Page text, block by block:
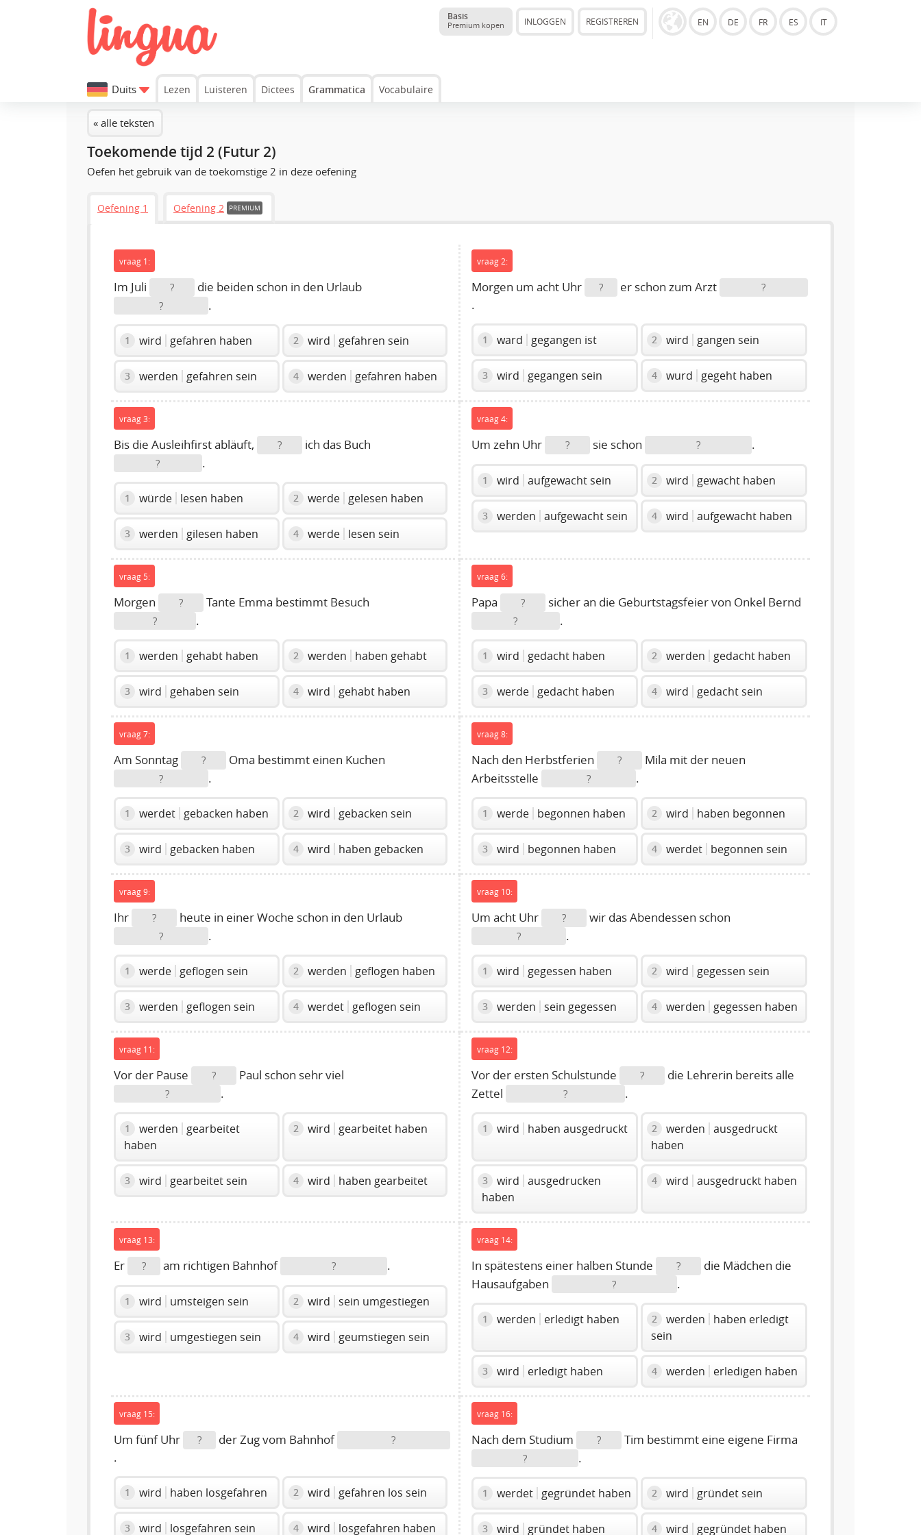
Basis
Premium kopen INLOGGEN REGISTREREN EN DE FR ES IT
Duits Lezen Luisteren Dictees Grammatica Vocabulaire
« alle teksten
Toekomende tijd 2 (Futur 2)
Oefen het gebruik van de toekomstige 2 in deze oefening
Oefening 1 Oefening 2 PREMIUM
vraag 1:
Im Juli ? die beiden schon in den Urlaub
? .
1 wird gefahren haben 2 wird gefahren sein
3 werden gefahren sein 4 werden gefahren haben
vraag 2:
Morgen um acht Uhr ? er schon zum Arzt ?
.
1 ward gegangen ist 2 wird gangen sein
3 wird gegangen sein 4 wurd gegeht haben
vraag 3:
Bis die Ausleihfirst abläuft, ? ich das Buch
? .
1 würde lesen haben 2 werde gelesen haben
3 werden gilesen haben 4 werde lesen sein
vraag 4:
Um zehn Uhr ? sie schon ? .
1 wird aufgewacht sein 2 wird gewacht haben
3 werden aufgewacht sein 4 wird aufgewacht haben
vraag 5:
Morgen ? Tante Emma bestimmt Besuch
? .
1 werden gehabt haben 2 werden haben gehabt
3 wird gehaben sein 4 wird gehabt haben
vraag 6:
Papa ? sicher an die Geburtstagsfeier von Onkel Bernd
? .
1 wird gedacht haben 2 werden gedacht haben
3 werde gedacht haben 4 wird gedacht sein
vraag 7:
Am Sonntag ? Oma bestimmt einen Kuchen
? .
1 werdet gebacken haben 2 wird gebacken sein
3 wird gebacken haben 4 wird haben gebacken
vraag 8:
Nach den Herbstferien ?
Mila mit der neuen
Arbeitsstelle
? .
1 werde begonnen haben 2 wird haben begonnen
3 wird begonnen haben 4 werdet begonnen sein
vraag 9:
Ihr ? heute in einer Woche schon in den Urlaub
? .
1 werde geflogen sein 2 werden geflogen haben
3 werden geflogen sein 4 werdet geflogen sein
vraag 10:
Um acht Uhr ? wir das Abendessen schon
? .
1 wird gegessen haben 2 wird gegessen sein
3 werden sein gegessen 4 werden gegessen haben
vraag 11:
Vor der Pause ? Paul schon sehr viel
? .
1 werden
gearbeitet
haben
2 wird gearbeitet haben
3 wird gearbeitet sein 4 wird haben gearbeitet
vraag 12:
Vor der ersten Schulstunde ?
die Lehrerin bereits alle
Zettel
? .
1 wird haben ausgedruckt 2 werden ausgedruckt
haben
3 wird ausgedrucken
haben
4 wird ausgedruckt haben
vraag 13:
Er ? am richtigen Bahnhof ? .
1 wird umsteigen sein 2 wird sein umgestiegen
3 wird umgestiegen sein 4 wird geumstiegen sein
vraag 14:
In spätestens einer halben Stunde ?
die Mädchen die
Hausaufgaben
? .
1 werden erledigt haben 2 werden
haben erledigt
sein
3 wird erledigt haben 4 werden erledigen haben
vraag 15:
Um fünf Uhr ? der Zug vom Bahnhof ?
.
1 wird haben losgefahren 2 wird gefahren los sein
3 wird losgefahren sein 4 wird losgefahren haben
vraag 16:
Nach dem Studium ? Tim bestimmt eine eigene Firma
? .
1 werdet gegründet haben 2 wird gründet sein
3 wird gründet haben 4 wird gegründet haben